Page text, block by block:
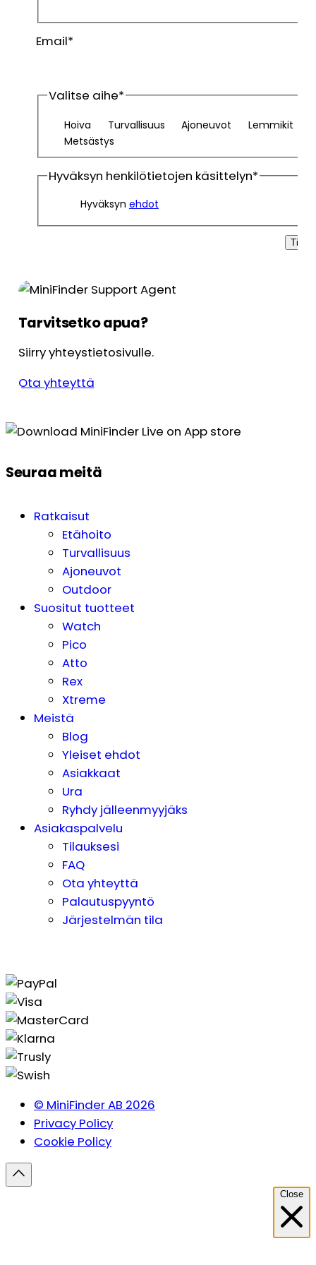
Sukunimi
Email*
Valitse aihe*
Hoiva Turvallisuus Ajoneuvot
Lemmikit
Metsästys
Hyväksyn henkilötietojen käsittelyn*
Hyväksyn ehdot
Tilaa
Tarvitsetko apua?
Siirry yhteystietosivulle.
Ota yhteyttä
Seuraa meitä
Ratkaisut
Etähoito
Turvallisuus
Ajoneuvot
Outdoor
Suositut tuotteet
Watch
Pico
Atto
Rex
Xtreme
Meistä
Blog
Yleiset ehdot
Asiakkaat
Ura
Ryhdy jälleenmyyjäks
Asiakaspalvelu
Tilauksesi
FAQ
Ota yhteyttä
Palautuspyyntö
Järjestelmän tila
© MiniFinder AB 2026
Privacy Policy
Cookie Policy
Close